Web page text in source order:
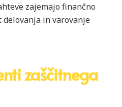
zajemajo finančno
in varovanje
zaščitnega